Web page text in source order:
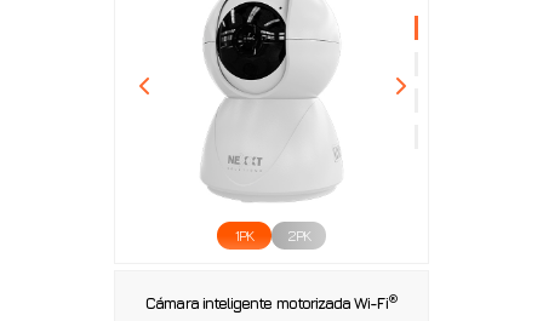
1PK 2PK
Cámara inteligente motorizada Wi-Fi®